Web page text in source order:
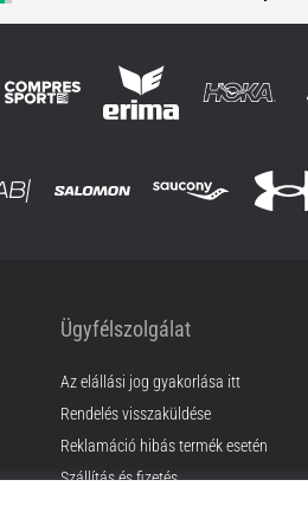
Ügyfélszolgálat
Az elállási jog gyakorlása itt
Rendelés visszaküldése
Reklamáció hibás termék esetén
Szállítás és fizetés